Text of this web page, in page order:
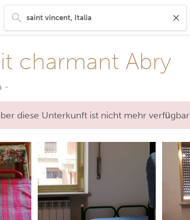
charmant Abry
-
diese Unterkunft ist nicht mehr verfügbar